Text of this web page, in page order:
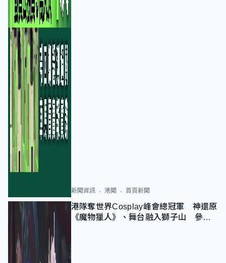
新聞資訊 港聞 首頁新聞
港隊奪世界Cosplay峰會總冠軍 神還原
《魔物獵人》、舞台融入獅子山 參賽